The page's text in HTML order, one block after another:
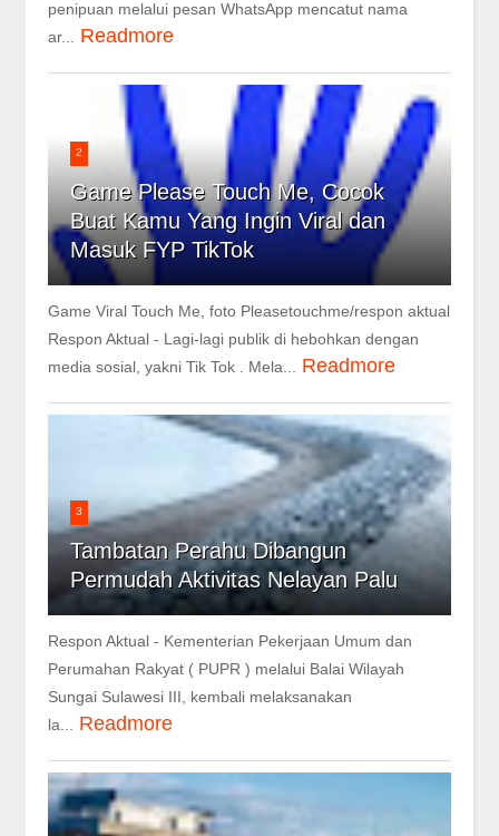
penipuan melalui pesan WhatsApp mencatut nama
ar...
Readmore
2
Game Please Touch Me, Cocok
Buat Kamu Yang Ingin Viral dan
Masuk FYP TikTok
Game Viral Touch Me, foto Pleasetouchme/respon aktual
Respon Aktual - Lagi-lagi publik di hebohkan dengan
media sosial, yakni Tik Tok . Mela...
Readmore
3
Tambatan Perahu Dibangun
Permudah Aktivitas Nelayan Palu
Respon Aktual - Kementerian Pekerjaan Umum dan
Perumahan Rakyat ( PUPR ) melalui Balai Wilayah
Sungai Sulawesi III, kembali melaksanakan
la...
Readmore